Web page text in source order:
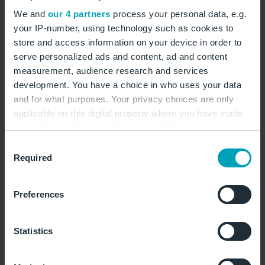
We and our 4 partners process your personal data, e.g.
your IP-number, using technology such as cookies to
store and access information on your device in order to
serve personalized ads and content, ad and content
measurement, audience research and services
development. You have a choice in who uses your data
and for what purposes. Your privacy choices are only
applicable on this digital property where you have made
the Privacy trigger icon.
Collect information about your geographical
meters
Identify your device by actively scanning it for
Selection
Required
Preferences
Statistics
Das Corporate Volunteering der
Flughafengesellschaft war der
Startschuss für ein 48-Stunden-
Programm zur Gestaltung des
Außengeländes der
Freizeiteinrichtung. Am
folgenden Wochenende kamen
Projekt weiter: Die geplante